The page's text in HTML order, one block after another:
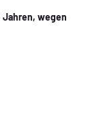
Jahren, wegen